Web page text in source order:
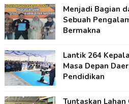
Menjadi Bagian
Sebuah
Bermakna
Lantik 264
Masa Depan
Pendidikan
Tuntaskan Lahan